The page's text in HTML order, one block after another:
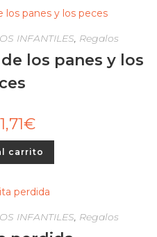
INFANTILES, Regalos
los panes y los
1,71€
carrito
INFANTILES, Regalos